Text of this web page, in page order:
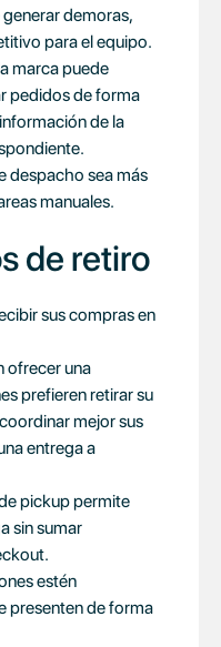
demoras,
para el equipo.
marca puede
pedidos de forma
de la
despacho sea más
manuales.
de retiro
sus compras en
ofrecer una
prefieren retirar su
mejor sus
entrega a
pickup permite
sin sumar
estén
presenten de forma